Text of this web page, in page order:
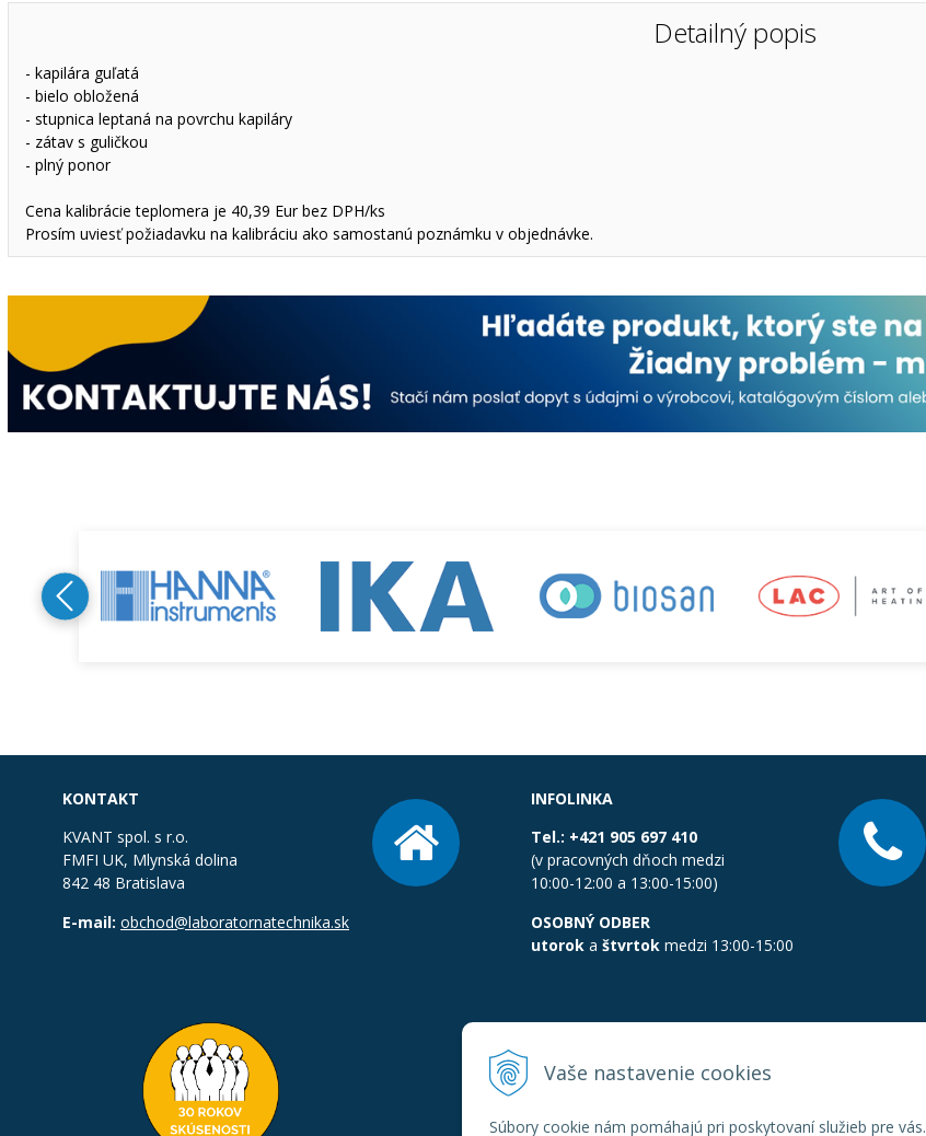
Vaše nastavenie cookies
Súbory cookie nám pomáhajú pri poskytovaní služieb pre vás.
Detailný popis
- kapilára guľatá
- bielo obložená
- stupnica leptaná na povrchu kapiláry
- zátav s guličkou
- plný ponor
Cena kalibrácie teplomera je 40,39 Eur bez DPH/ks
Prosím uviesť požiadavku na kalibráciu ako samostanú poznámku v objednávke.
KONTAKT
KVANT spol. s r.o.
FMFI UK, Mlynská dolina
842 48 Bratislava
E-mail: obchod@laboratornatechnika.sk
INFOLINKA
Tel.: +421 905 697 410
(v pracovných dňoch medzi
10:00-12:00 a 13:00-15:00)
OSOBNÝ ODBER
utorok a štvrtok medzi 13:00-15:00